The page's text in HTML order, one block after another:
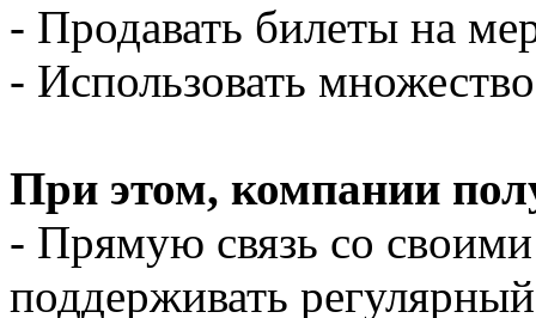
- Продавать билеты на
- Использовать
При этом, компании
- Прямую связь со
поддерживать